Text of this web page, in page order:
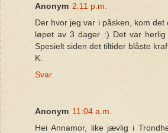
Anonym 2:11 p.m.
Der hvor jeg var i påsken, kom
løpet av 3 dager :) Det var
Spesielt siden det tiltider blåste
K.
Svar
Anonym 11:04 a.m.
Hei Annamor, like jævlig i